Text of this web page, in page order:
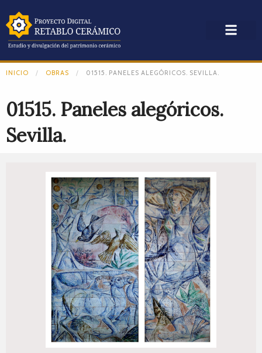
INICIO OBRAS 01515. PANELES ALEGÓRICOS. SEVILLA.
01515. Paneles alegóricos.
Sevilla.